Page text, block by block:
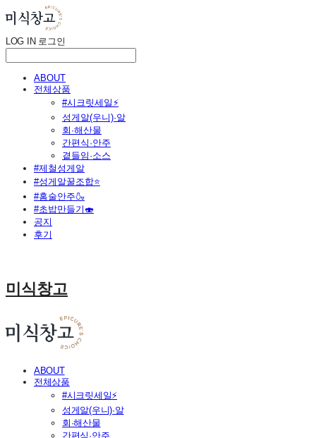
LOG IN 로그인
ABOUT
전체상품
#시크릿세일⚡
성게알(우니)·알
회·해산물
간편식·안주
곁들임·소스
#제철성게알
#성게알꿀조합⭐
#홈술안주🍶
#초밥만들기🍣
공지
후기
미식창고
ABOUT
전체상품
#시크릿세일⚡
성게알(우니)·알
회·해산물
간편식·안주